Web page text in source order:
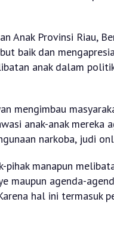
Anak Provinsi Riau,
baik dan
anak dalam
mengimbau
anak-anak
narkoba, judi
pihak manapun
maupun agenda-
hal ini termasuk